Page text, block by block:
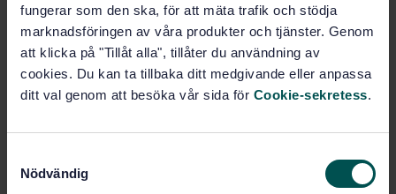
fungerar som den ska, för att mäta trafik och stödja
marknadsföringen av våra produkter och tjänster. Genom
att klicka på "Tillåt alla", tillåter du användning av
cookies. Du kan ta tillbaka ditt medgivande eller anpassa
ditt val genom att besöka vår sida för Cookie-sekretess.
Nödvändig
919 SEK
PDF
Product information